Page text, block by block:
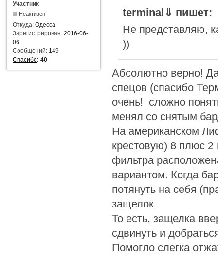
Участник
Неактивен
Откуда: Одесса
Зарегистрирован: 2016-06-
06
Сообщений: 149
Спасибо: 40
terminal⇓ пишет:
Не представляю,
))
Абсолютно верно!
спецов (спасибо
очень! сложно
менял со снятым
На американском
крестовую) 8 плюс 2
фильтра
вариантом. Когда
потянуть на себя
защелок.
То есть, защелка
сдвинуть и
Помогло слегка